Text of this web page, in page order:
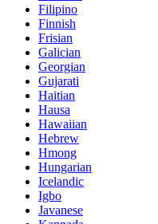
Filipino
Finnish
Frisian
Galician
Georgian
Gujarati
Haitian
Hausa
Hawaiian
Hebrew
Hmong
Hungarian
Icelandic
Igbo
Javanese